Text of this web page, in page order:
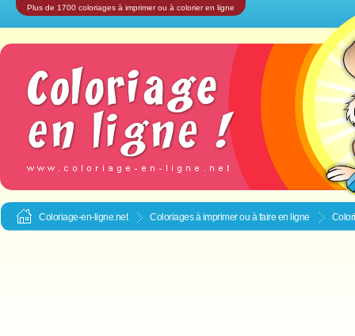
Plus de 1700 coloriages à imprimer ou à colorier en ligne
Coloriage-en-ligne.net Coloriages à imprimer ou à faire en ligne